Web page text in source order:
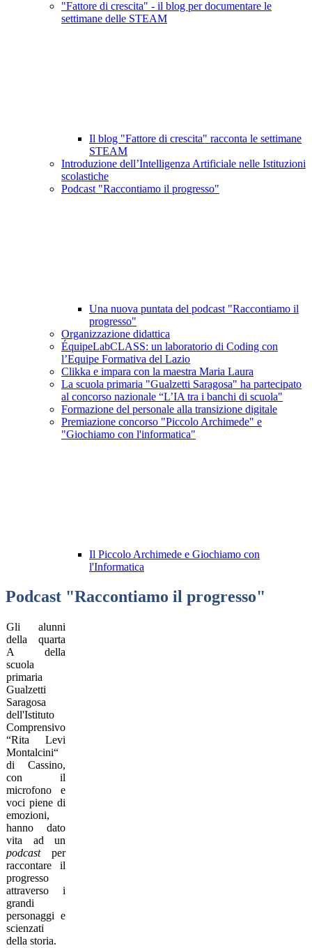
"Fattore di crescita" - il blog per documentare le
settimane delle STEAM
Il blog "Fattore di crescita" racconta le settimane
STEAM
Introduzione dell’Intelligenza Artificiale nelle Istituzioni
scolastiche
Podcast "Raccontiamo il progresso"
Una nuova puntata del podcast "Raccontiamo il
progresso"
Organizzazione didattica
ÉquipeLabCLASS: un laboratorio di Coding con
l’Equipe Formativa del Lazio
Clikka e impara con la maestra Maria Laura
La scuola primaria "Gualzetti Saragosa" ha partecipato
al concorso nazionale “L’IA tra i banchi di scuola"
Formazione del personale alla transizione digitale
Premiazione concorso "Piccolo Archimede" e
"Giochiamo con l'informatica"
Il Piccolo Archimede e Giochiamo con
l'Informatica
Podcast "Raccontiamo il progresso"
Gli alunni
della quarta
A della
scuola
primaria
Gualzetti
Saragosa
dell'Istituto
Comprensivo
“Rita Levi
Montalcini“
di Cassino,
con il
microfono e
voci piene di
emozioni,
hanno dato
vita ad un
podcast per
raccontare il
progresso
attraverso i
grandi
personaggi e
scienzati
della storia.